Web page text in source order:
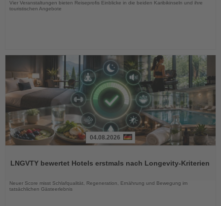
Vier Veranstaltungen bieten Reiseprofis Einblicke in die beiden Karibikinseln und ihre
touristischen Angebote
die
04.08.2026
LNGVTY bewertet Hotels erstmals nach Longevity-Kriterien
Neuer Score misst Schlafqualität, Regeneration, Ernährung und Bewegung im
tatsächlichen Gästeerlebnis